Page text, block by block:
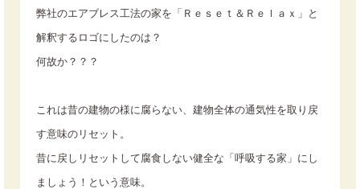
弊社のエアブレス工法の家を「Ｒｅｓｅｔ＆Ｒｅｌａｘ」と
解釈するロゴにしたのは？
何故か？？？
これは昔の建物の様に腐らない、建物全体の通気性を取り戻
す意味のリセット。
昔に戻しリセットして腐食しない健全な「呼吸する家」にし
ましょう！という意味。